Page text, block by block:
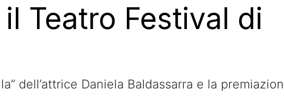
Teatro Festival di
dell’attrice Daniela Baldassarra e la